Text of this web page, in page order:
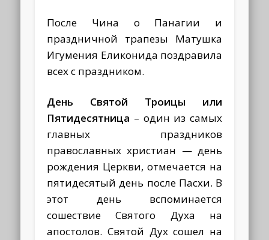
После Чина о Панагии и
праздничной трапезы Матушка
Игумения Еликонида поздравила
всех с праздником.
День Святой Троицы или
Пятидесятница – один из самых
главных праздников
православных христиан — день
рождения Церкви, отмечается на
пятидесятый день после Пасхи. В
этот день вспоминается
сошествие Святого Духа на
апостолов. Святой Дух сошел на